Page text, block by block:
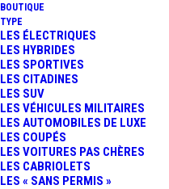
BOUTIQUE
TYPE
LES ÉLECTRIQUES
LES HYBRIDES
LES SPORTIVES
LES CITADINES
LES SUV
LES VÉHICULES MILITAIRES
LES AUTOMOBILES DE LUXE
LES COUPÉS
LES VOITURES PAS CHÈRES
LES CABRIOLETS
LES « SANS PERMIS »